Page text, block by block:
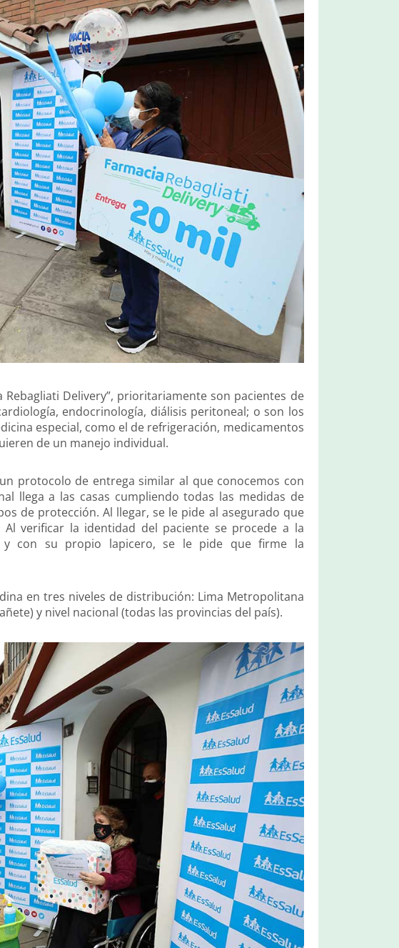
Delivery”, prioritariamente son pacientes de
endocrinología, diálisis peritoneal; o son los
especial, como el de refrigeración, medicamentos
de un manejo individual.
protocolo de entrega similar al que conocemos con
llega a las casas cumpliendo todas las medidas de
de protección. Al llegar, se le pide al asegurado que
verificar la identidad del paciente se procede a la
y con su propio lapicero, se le pide que firme la
en tres niveles de distribución: Lima Metropolitana
y nivel nacional (todas las provincias del país).